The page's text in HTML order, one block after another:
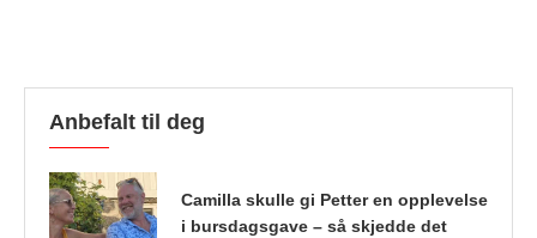
Anbefalt til deg
Camilla skulle gi Petter en opplevelse
i bursdagsgave – så skjedde det